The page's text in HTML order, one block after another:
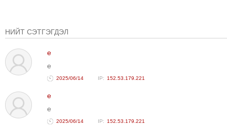
ЕРӨНХИЙЛӨГЧИЙН
СОНГУУЛИЙН
ЭРГЭН
ТОЙРОНД
ДҮГЭЭР
СУРГУУЛИЙН
НИЙТ СЭТГЭГДЭЛ
e
e
2025/06/14 152.53.179.221
e
e
2025/06/14 152.53.179.221